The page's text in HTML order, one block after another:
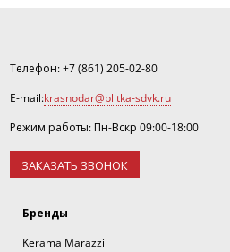
Телефон:+7 (861) 205-02-80
E-mail:krasnodar@plitka-sdvk.ru
Режим работы: Пн-Вскр 09:00-18:00
ЗАКАЗАТЬ ЗВОНОК
Бренды
Kerama Marazzi